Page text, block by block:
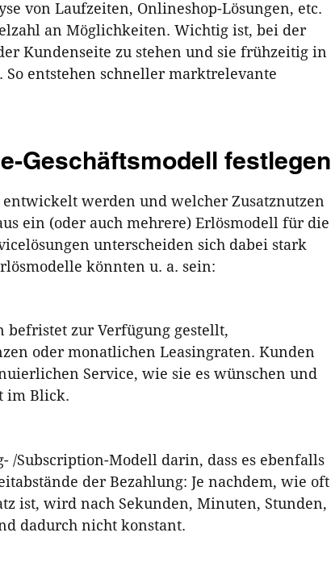
von Laufzeiten, Onlineshop-Lösungen, etc.
an Möglichkeiten. Wichtig ist, bei der
Kundenseite zu stehen und sie frühzeitig in
entstehen schneller marktrelevante
Geschäftsmodell festlegen
werden und welcher Zusatznutzen
ein (oder auch mehrere) Erlösmodell für die
unterscheiden sich dabei stark
könnten u. a. sein:
zur Verfügung gestellt,
oder monatlichen Leasingraten. Kunden
Service, wie sie es wünschen und
im Blick.
/Subscription-Modell darin, dass es ebenfalls
der Bezahlung: Je nachdem, wie oft
ist, wird nach Sekunden, Minuten, Stunden,
dadurch nicht konstant.